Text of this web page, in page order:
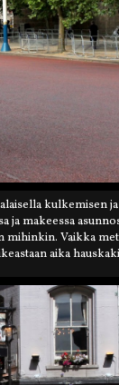
kulkemisen
makeessa
mihinkin. Vaikka
aika